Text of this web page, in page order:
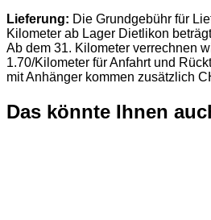
Lieferung: Die Grundgebühr für
Kilometer ab Lager Dietlikon
Ab dem 31. Kilometer verrechnen
1.70/Kilometer für Anfahrt und
mit Anhänger kommen zusätzlich
Das könnte Ihnen